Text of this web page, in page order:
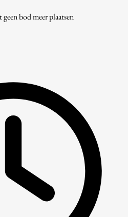
bod meer plaatsen